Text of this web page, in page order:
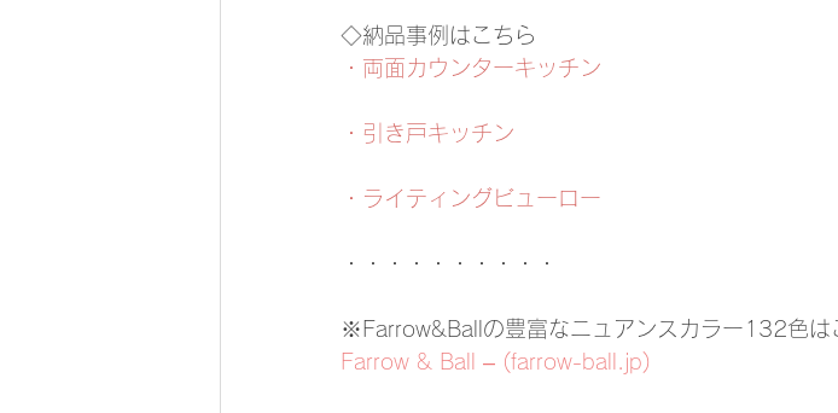
◇納品事例はこちら
・両面カウンターキッチン
・引き戸キッチン
・ライティングビューロー
・・・・・・・・・・
※Farrow&Ballの豊富なニュアンスカラー132色は
Farrow & Ball – (farrow-ball.jp)